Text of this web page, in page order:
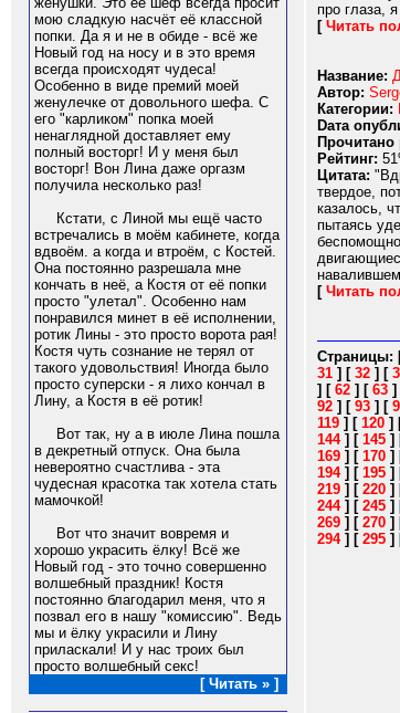
мою сладкую насчёт её классной
попки. Да я и не в обиде - всё же
Новый год на носу и в это время
всегда происходят чудеса!
Особенно в виде премий моей
женулечке от довольного шефа. С
его "карликом" попка моей
ненаглядной доставляет ему
полный восторг! И у меня был
восторг! Вон Лина даже оргазм
получила несколько раз!
Кстати, с Линой мы ещё часто
встречались в моём кабинете, когда
вдвоём. а когда и втроём, с Костей.
Она постоянно разрешала мне
кончать в неё, а Костя от её попки
просто "улетал". Особенно нам
понравился минет в её исполнении,
ротик Лины - это просто ворота рая!
Костя чуть сознание не терял от
такого удовольствия! Иногда было
просто суперски - я лихо кончал в
Лину, а Костя в её ротик!
Вот так, ну а в июле Лина пошла
в декретный отпуск. Она была
невероятно счастлива - эта
чудесная красотка так хотела стать
мамочкой!
Вот что значит вовремя и
хорошо украсить ёлку! Всё же
Новый год - это точно совершенно
волшебный праздник! Костя
постоянно благодарил меня, что я
позвал его в нашу "комиссию". Ведь
мы и ёлку украсили и Лину
приласкали! И у нас троих был
просто волшебный секс!
[ Читать » ]
про глаза,
[ Читать
Название:
Автор:
Категории:
Dата
Прочитано
Рейтинг:
Цитата:
твердое,
казалось,
пытаясь
[ Читать
Страницы:
31 ] [ 32 ] [
] [ 62 ] [ 63 ]
92 ] [ 93 ] [
119 ] [ 120 ]
144] [ 145 ]
169 ] [ 170 ]
194] [ 195 ]
219 ] [ 220 ]
244] [ 245 ]
269 ] [ 270 ]
294] [ 295 ]